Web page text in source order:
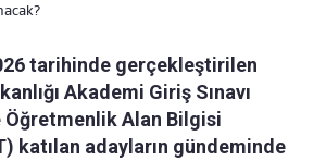
tarihinde gerçekleştirilen
Akademi Giriş Sınavı
Öğretmenlik Alan Bilgisi
katılan adayların gündeminde